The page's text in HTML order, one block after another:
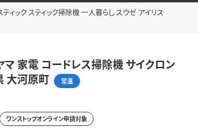
ック スティック掃除機 一人暮らし スウゼ アイリス
家電 コードレス掃除機 サイクロン
大河原町
常温
ワンストップオンライン申請対象